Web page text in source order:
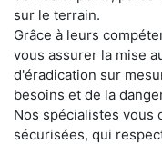
sur le terrain.
Grâce à leurs
vous assurer la mise
d'éradication sur
besoins et de la
Nos spécialistes vous
sécurisées, qui